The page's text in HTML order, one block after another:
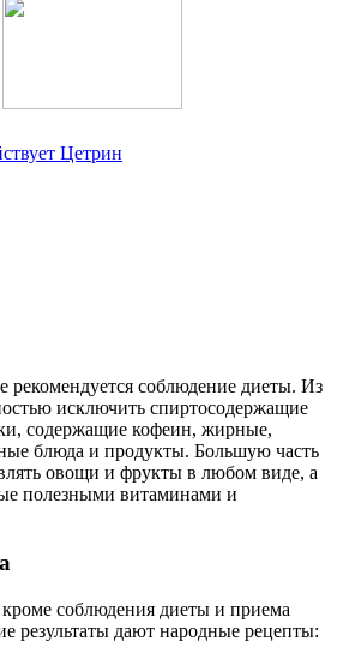
Цетрин
рекомендуется соблюдение диеты. Из
исключить спиртосодержащие
содержащие кофеин, жирные,
блюда и продукты. Большую часть
овощи и фрукты в любом виде, а
полезными витаминами и
соблюдения диеты и приема
результаты дают народные рецепты: